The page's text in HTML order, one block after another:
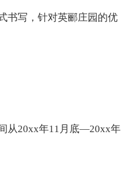
书写，针对英郦庄园的优
从20xx年11月底—20xx年